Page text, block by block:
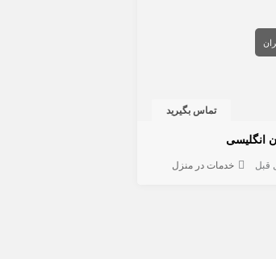
تماس بگیرید
انگلیسی
خدمات در منزل